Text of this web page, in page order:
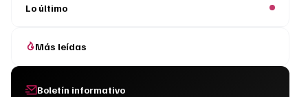
Lo último
Más leídas
Boletín informativo